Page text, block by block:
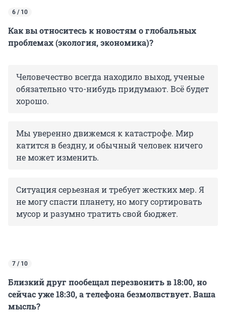
6 / 10
Как вы относитесь к новостям о глобальных
проблемах (экология, экономика)?
Человечество всегда находило выход, ученые
обязательно что-нибудь придумают. Всё будет
хорошо.
Мы уверенно движемся к катастрофе. Мир
катится в бездну, и обычный человек ничего
не может изменить.
Ситуация серьезная и требует жестких мер. Я
не могу спасти планету, но могу сортировать
мусор и разумно тратить свой бюджет.
7 / 10
Близкий друг пообещал перезвонить в 18:00, но
сейчас уже 18:30, а телефона безмолвствует. Ваша
мысль?